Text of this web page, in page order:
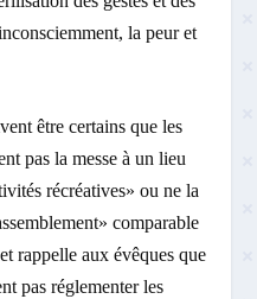
la peur et
être certains que les
pas la messe à un lieu
récréatives» ou ne la
comparable
rappelle aux évêques que
pas réglementer les